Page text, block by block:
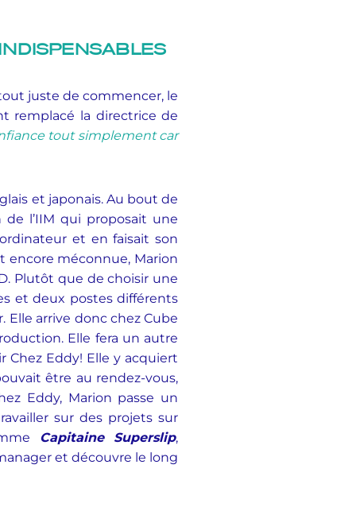
juste de commencer, le
remplacé la directrice de
tout simplement car
et japonais. Au bout de
l’IIM qui proposait une
et en faisait son
encore méconnue, Marion
Plutôt que de choisir une
et deux postes différents
Elle arrive donc chez Cube
Elle fera un autre
Chez Eddy! Elle y acquiert
être au rendez-vous,
Eddy, Marion passe un
sur des projets sur
Capitaine Superslip,
et découvre le long